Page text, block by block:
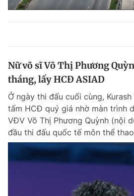
Nữ võ sĩ Võ Thị Phương
tháng, lấy HCĐ ASIAD
Ở ngày thi đấu cuối cùng,
tấm HCĐ quý giá nhờ màn trình
VĐV Võ Thị Phương Quỳnh (nội
đầu thi đấu quốc tế môn thể